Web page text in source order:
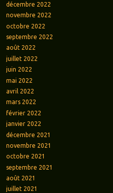
décembre 2022
novembre 2022
octobre 2022
septembre 2022
août 2022
juillet 2022
juin 2022
mai 2022
avril 2022
mars 2022
février 2022
janvier 2022
décembre 2021
novembre 2021
octobre 2021
septembre 2021
août 2021
juillet 2021